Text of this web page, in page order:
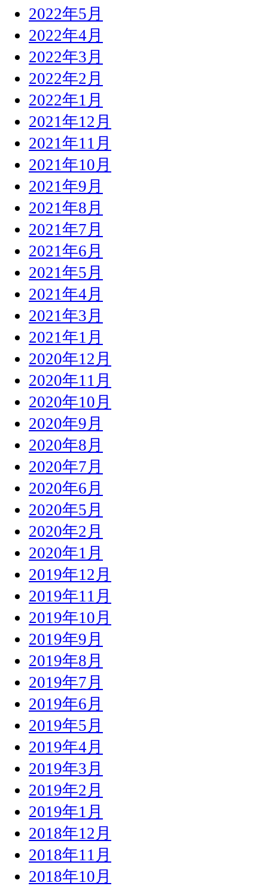
2022年5月
2022年4月
2022年3月
2022年2月
2022年1月
2021年12月
2021年11月
2021年10月
2021年9月
2021年8月
2021年7月
2021年6月
2021年5月
2021年4月
2021年3月
2021年1月
2020年12月
2020年11月
2020年10月
2020年9月
2020年8月
2020年7月
2020年6月
2020年5月
2020年2月
2020年1月
2019年12月
2019年11月
2019年10月
2019年9月
2019年8月
2019年7月
2019年6月
2019年5月
2019年4月
2019年3月
2019年2月
2019年1月
2018年12月
2018年11月
2018年10月